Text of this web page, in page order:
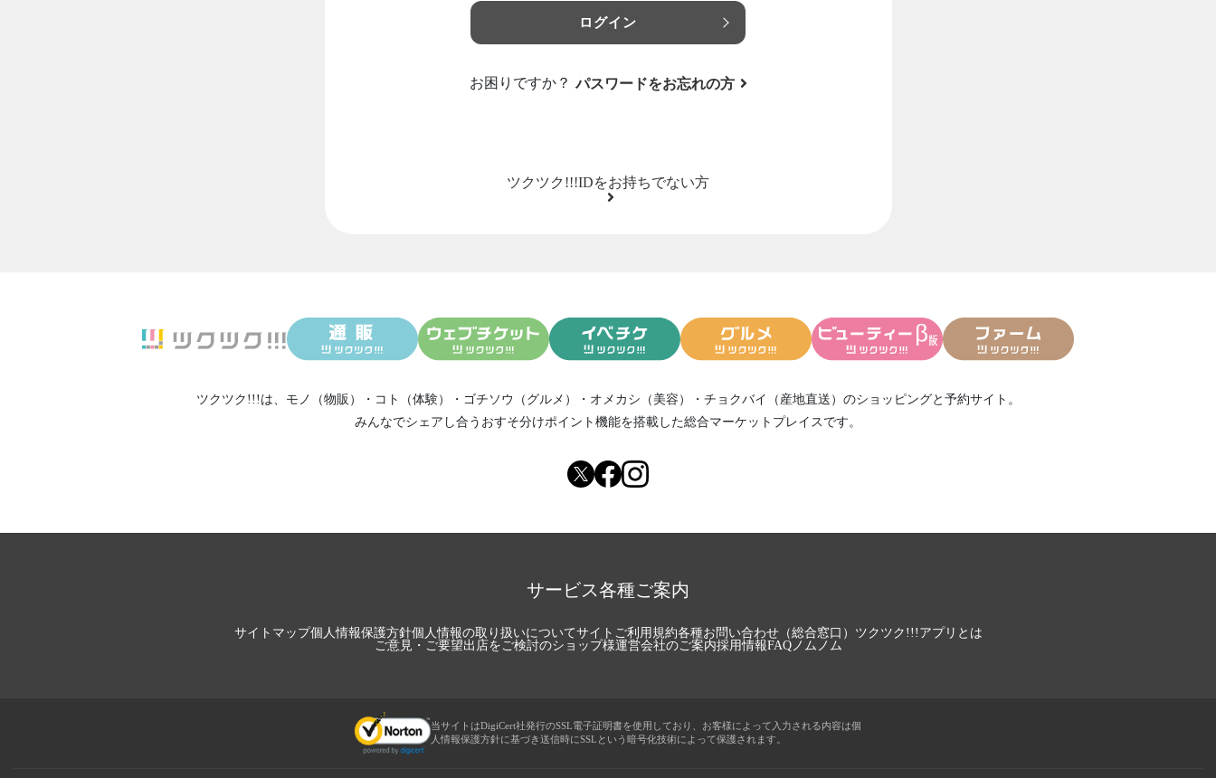
ログイン
お困りですか？ パスワードをお忘れの方
ツクツク!!!IDをお持ちでない方
ツクツク!!!は、 モノ（物販） ・ コト（体験） ・ ゴチソウ（グルメ） ・ オメカシ（美容） ・ チョクバイ（産地直送） のショッピングと予約サイト。
みんなでシェアし合う おすそ分けポイント機能を搭載した総合マーケットプレイスです。
サービス各種ご案内
サイトマップ個人情報保護方針個人情報の取り扱いについてサイトご利用規約各種お問い合わせ（総合窓口） ツクツク!!!アプリとは
ご意見・ご要望出店をご検討のショップ様運営会社のご案内採用情報FAQノムノム
当サイトはDigiCert社発行のSSL電子証明書を使用しており、お客様によって入力される内容は個
人情報保護方針に基づき送信時にSSLという暗号化技術によって保護されます。